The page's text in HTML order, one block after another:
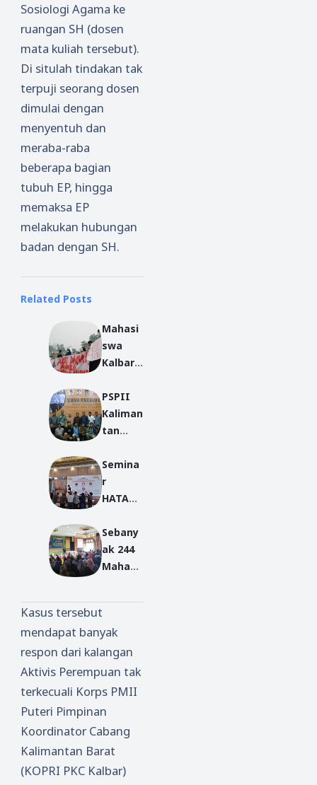
Sosiologi Agama ke
ruangan SH (dosen
mata kuliah tersebut).
Di situlah tindakan tak
terpuji seorang dosen
dimulai dengan
menyentuh dan
meraba-raba
beberapa bagian
tubuh EP, hingga
memaksa EP
melakukan hubungan
badan dengan SH.
Related Posts
Mahasi
swa
Kalbar
Revisi
RUU P-
KS
PSPII
Kaliman
tan
Sukses
Mengge
lar
r
Pendidi
kan
Semina
r
HATARU
Sutarmi
dji:
Hukum
Berlaku
Kurang
Tegas
Sebany
ak 244
Mahasi
Hadiri
Semina
r
Nasion
al
Entrepr
di
Pontian
ak
Kasus tersebut
mendapat banyak
respon dari kalangan
Aktivis Perempuan tak
terkecuali Korps PMII
Puteri Pimpinan
Koordinator Cabang
Kalimantan Barat
(KOPRI PKC Kalbar)